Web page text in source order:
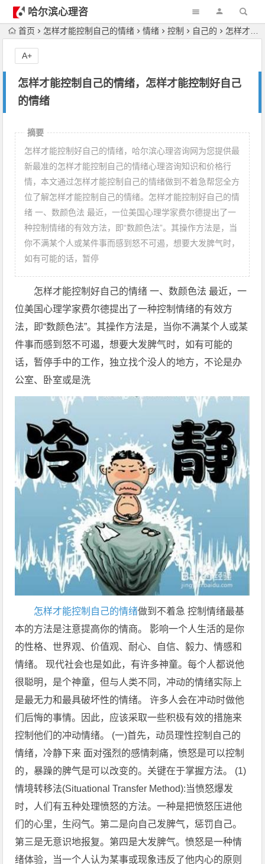
哈尔滨心理咨
询首页 怎样才能控制自己的情绪 情绪 控制 自己的 怎样才能控制自己的情绪，怎样才能控制好自己的情绪
怎样才能控制自己的情绪，怎样才能控制好自己
的情绪
A+
摘要
怎样才能控制好自己的情绪，哈尔滨心理咨询网为您提供最
新最准的怎样才能控制自己的情绪心理咨询知识和价格行
情，本文通过怎样才能控制自己的情绪做到不着急帮您全方
位了解怎样才能控制自己的情绪。怎样才能控制好自己的情
绪 一、数颜色法 最近，一位美国心理学家费尔德提出了一
种控制情绪的有效方法，即“数颜色法”。其操作方法是，当
你不满某个人或某件事而感到怒不可遏，想要大发脾气时，
如有可能的话，暂停
怎样才能控制好自己的情绪 一、数颜色法 最近，一
位美国心理学家费尔德提出了一种控制情绪的有效方
法，即“数颜色法”。其操作方法是，当你不满某个人或某
件事而感到怒不可遏，想要大发脾气时，如有可能的
话，暂停手中的工作，独立找个没人的地方，不论是办
公室、卧室或是洗
怎样才能控制自己的情绪做到不着急 控制情绪最基
本的方法是注意提高你的情商。 影响一个人生活的是你
的性格、世界观、价值观、耐心、自信、毅力、情感和
情绪。 现代社会也是如此，有许多神童。每个人都说他
很聪明，是个神童，但与人类不同，冲动的情绪实际上
是最无力和最具破坏性的情绪。 许多人会在冲动时做他
们后悔的事情。因此，应该采取一些积极有效的措施来
控制他们的冲动情绪。 (一)首先，动员理性控制自己的
情绪，冷静下来 面对强烈的感情刺痛，愤怒是可以控制
的，暴躁的脾气是可以改变的。关键在于掌握方法。 (1)
情境转移法(Situational Transfer Method):当愤怒爆发
时，人们有五种处理愤怒的方法。一种是把愤怒压进他
们的心里，生闷气。第二是向自己发脾气，惩罚自己。
第三是无意识地报复。第四是大发脾气。愤怒是一种情
绪体验，当一个人认为某事或现象违反了他内心的原则